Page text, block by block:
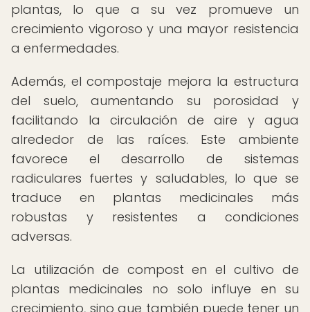
plantas, lo que a su vez promueve un
crecimiento vigoroso y una mayor resistencia
a enfermedades.
Además, el compostaje mejora la estructura
del suelo, aumentando su porosidad y
facilitando la circulación de aire y agua
alrededor de las raíces. Este ambiente
favorece el desarrollo de sistemas
radiculares fuertes y saludables, lo que se
traduce en plantas medicinales más
robustas y resistentes a condiciones
adversas.
La utilización de compost en el cultivo de
plantas medicinales no solo influye en su
crecimiento, sino que también puede tener un